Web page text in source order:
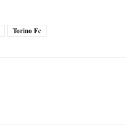
Torino Fc